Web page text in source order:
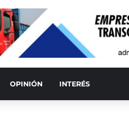
OPINIÓN INTERÉS